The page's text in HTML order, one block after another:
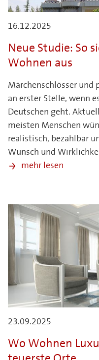
16.12.2025
Neue Studie: So
Wohnen aus
Märchenschlösser und
an erster Stelle, wenn
Deutschen geht.
meisten Menschen
realistisch, bezahlbar
Wunsch und
mehr lesen
23.09.2025
Wo Wohnen